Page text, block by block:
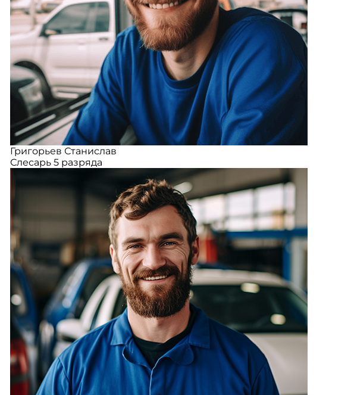
Григорьев Станислав
Слесарь 5 разряда